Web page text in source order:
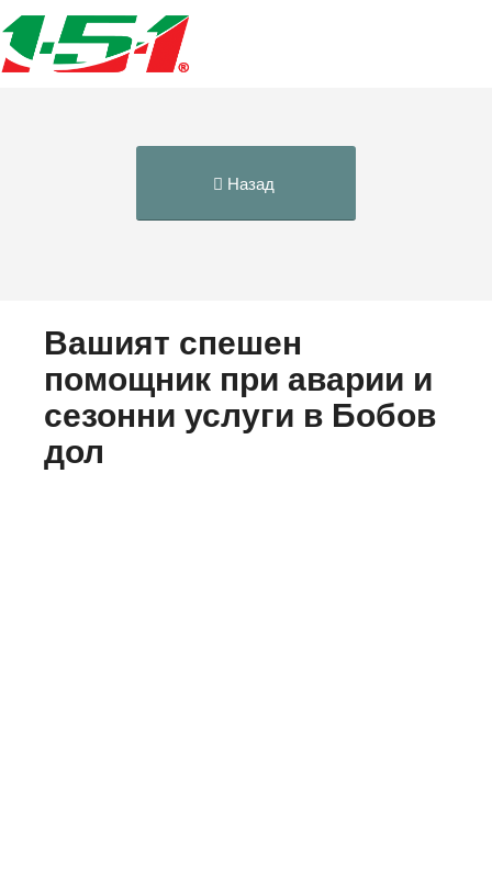
Назад
Вашият спешен
помощник при аварии и
сезонни услуги в Бобов
дол